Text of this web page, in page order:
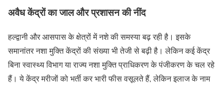
अवैध केंद्रों का जाल और प्रशासन की नींद
हल्द्वानी और आसपास के क्षेत्रों में नशे की समस्या बढ़ रही है। इसके
समानांतर नशा मुक्ति केंद्रों की संख्या भी तेजी से बढ़ी है। लेकिन कई केंद्र
बिना स्वास्थ्य विभाग या राज्य नशा मुक्ति प्राधिकरण के पंजीकरण के चल रहे
हैं। ये केंद्र मरीजों को भर्ती कर भारी फीस वसूलते हैं, लेकिन इलाज के नाम